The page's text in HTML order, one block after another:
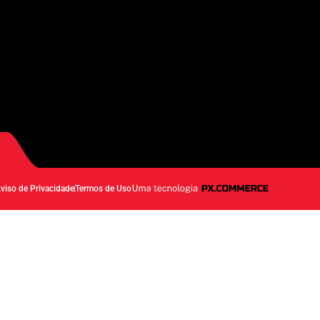
de PrivacidadeTermos de Uso